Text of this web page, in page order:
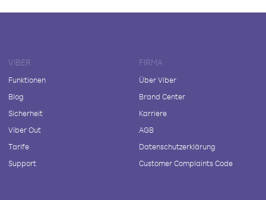
VIBER
Funktionen
Blog
Sicherheit
Viber Out
Tarife
Support
FIRMA
Über Viber
Brand Center
Karriere
AGB
Datenschutzerklärung
Customer Complaints Code